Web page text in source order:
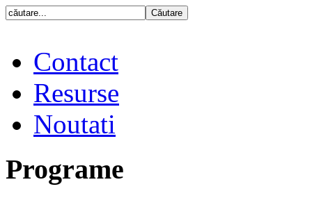
Contact
Resurse
Noutati
Programe